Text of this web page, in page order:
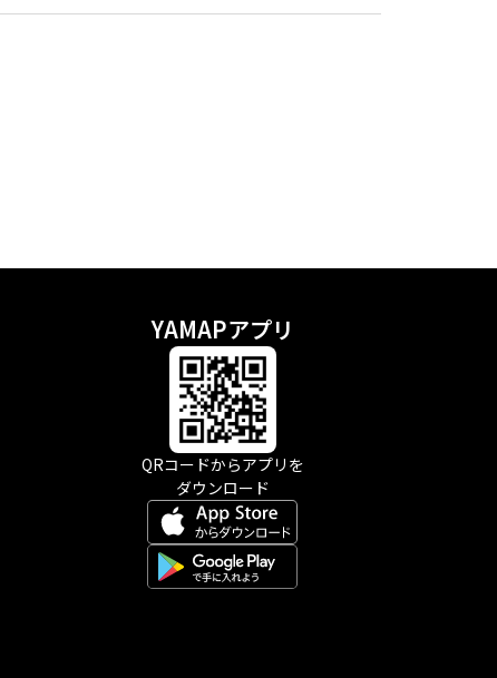
YAMAPアプリ
QRコードからアプリを
ダウンロード